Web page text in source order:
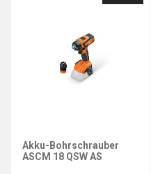
Akku-Bohrschrauber
ASCM 18 QSW AS